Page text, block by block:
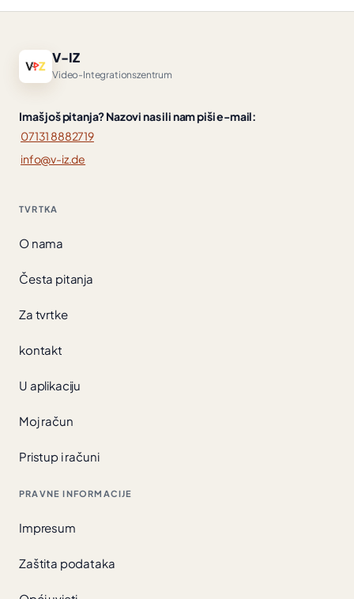
V-IZ
Video-Integrationszentrum
Imaš još pitanja? Nazovi nas ili nam piši e-mail:
07131 8882719
info@v-iz.de
TVRTKA
O nama
Česta pitanja
Za tvrtke
kontakt
U aplikaciju
Moj račun
Pristup i računi
PRAVNE INFORMACIJE
Impresum
Zaštita podataka